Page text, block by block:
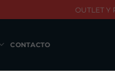
OUTLET Y
CONTACTO